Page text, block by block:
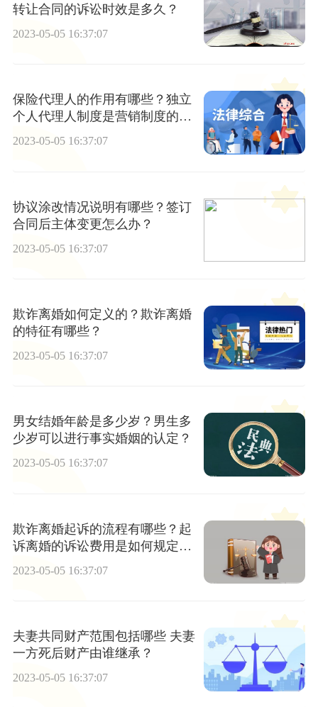
转让合同的诉讼时效是多久？
2023-05-05 16:37:07
保险代理人的作用有哪些？独立
个人代理人制度是营销制度的一
个很好的补充吗？
2023-05-05 16:37:07
协议涂改情况说明有哪些？签订
合同后主体变更怎么办？
2023-05-05 16:37:07
欺诈离婚如何定义的？欺诈离婚
的特征有哪些？
2023-05-05 16:37:07
男女结婚年龄是多少岁？男生多
少岁可以进行事实婚姻的认定？
2023-05-05 16:37:07
欺诈离婚起诉的流程有哪些？起
诉离婚的诉讼费用是如何规定的
2023-05-05 16:37:07
夫妻共同财产范围包括哪些 夫妻
一方死后财产由谁继承？
2023-05-05 16:37:07